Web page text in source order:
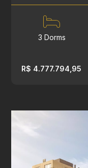
3 Dorms
R$ 4.777.794,95